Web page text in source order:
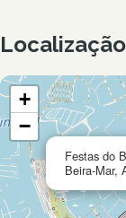
Localização
Festas do
Beira-Mar,
+
−